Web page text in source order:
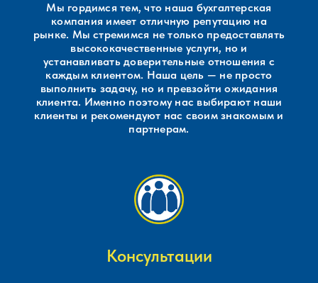
Мы гордимся тем, что наша бухгалтерская
компания имеет отличную репутацию на
рынке. Мы стремимся не только предоставлять
высококачественные услуги, но и
устанавливать доверительные отношения с
каждым клиентом. Наша цель — не просто
выполнить задачу, но и превзойти ожидания
клиента. Именно поэтому нас выбирают наши
клиенты и рекомендуют нас своим знакомым и
партнерам.
Консультации